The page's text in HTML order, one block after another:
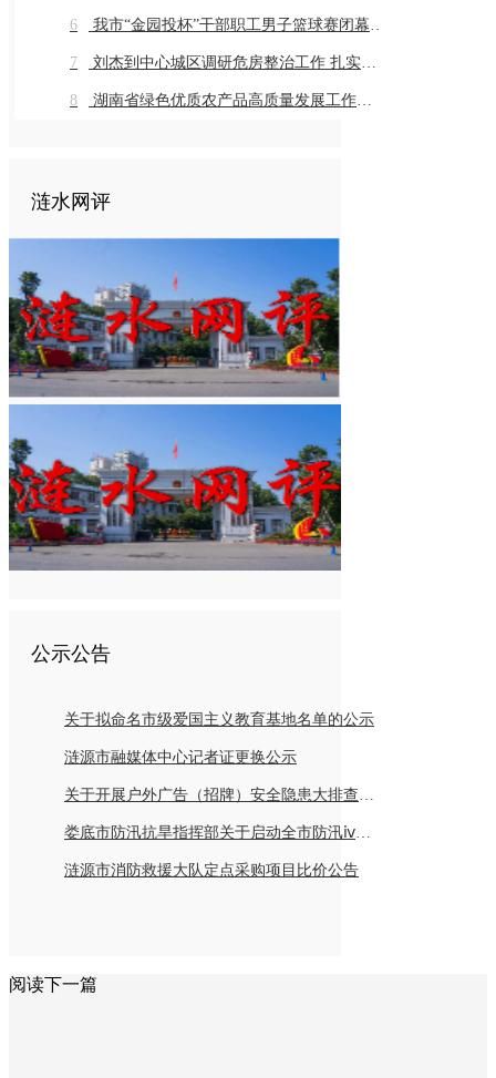
6 我市“金园投杯”干部职工男子篮球赛闭幕 市直组高新金园代表队 乡镇组桥头河镇代表队获得冠军
7 刘杰到中心城区调研危房整治工作 扎实推进危房整治工作 切实保障群众住房安全
8 湖南省绿色优质农产品高质量发展工作推进会在我市召开
涟水网评
公示公告
关于拟命名市级爱国主义教育基地名单的公示
涟源市融媒体中心记者证更换公示
关于开展户外广告（招牌）安全隐患大排查倡议书
娄底市防汛抗旱指挥部关于启动全市防汛ⅳ级应急响应的紧急通知
涟源市消防救援大队定点采购项目比价公告
阅读下一篇